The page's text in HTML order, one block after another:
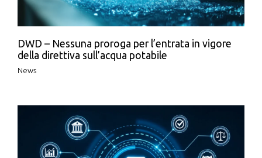
DWD – Nessuna proroga per l’entrata in vigore
della direttiva sull’acqua potabile
News